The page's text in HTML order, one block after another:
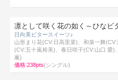
凛として咲く花の如く～ひなビ
日向美ビタースイーツ♪
山形まり花(CV:日高里菜)、和泉一舞
(CV:五十嵐裕美)、春日咲子(CV:山口 愛)
薫)
価格:238pts(シングル)